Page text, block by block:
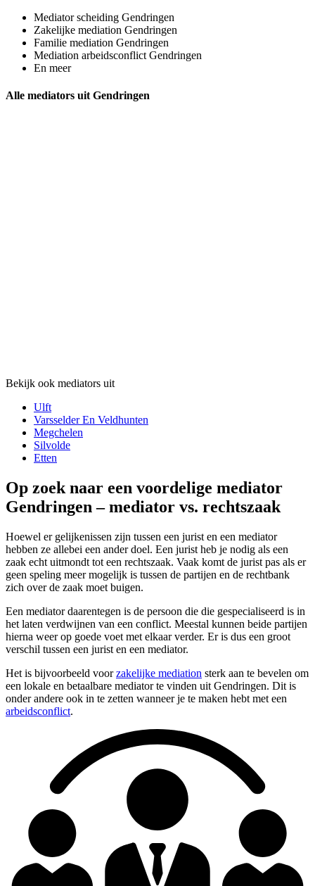
Mediator scheiding Gendringen
Zakelijke mediation Gendringen
Familie mediation Gendringen
Mediation arbeidsconflict Gendringen
En meer
Alle mediators uit Gendringen
Bekijk ook mediators uit
Ulft
Varsselder En Veldhunten
Megchelen
Silvolde
Etten
Op zoek naar een voordelige mediator
Gendringen – mediator vs. rechtszaak
Hoewel er gelijkenissen zijn tussen een jurist en een mediator
hebben ze allebei een ander doel. Een jurist heb je nodig als een
zaak echt uitmondt tot een rechtszaak. Vaak komt de jurist pas als er
geen speling meer mogelijk is tussen de partijen en de rechtbank
zich over de zaak moet buigen.
Een mediator daarentegen is de persoon die die gespecialiseerd is in
het laten verdwijnen van een conflict. Meestal kunnen beide partijen
hierna weer op goede voet met elkaar verder. Er is dus een groot
verschil tussen een jurist en een mediator.
Het is bijvoorbeeld voorzakelijke mediation sterk aan te bevelen om
een lokale en betaalbare mediator te vinden uit Gendringen. Dit is
onder andere ook in te zetten wanneer je te maken hebt met een
arbeidsconflict.